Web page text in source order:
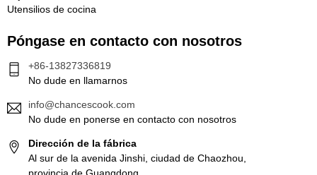
Utensilios de cocina
Póngase en contacto con nosotros
+86-13827336819
No dude en llamarnos
info@chancescook.com
No dude en ponerse en contacto con nosotros
Dirección de la fábrica
Al sur de la avenida Jinshi, ciudad de Chaozhou,
provincia de Guangdong